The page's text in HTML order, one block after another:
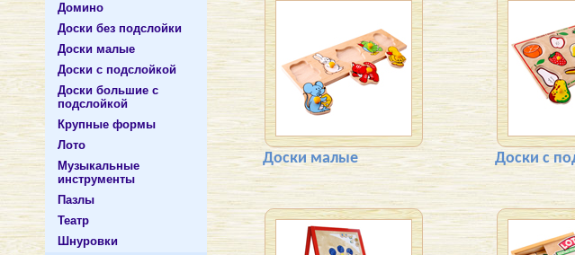
Домино
Доски без подслойки
Доски малые
Доски с подслойкой
Доски большие с
подслойкой
Крупные формы
Лото
Музыкальные
инструменты
Пазлы
Театр
Шнуровки
Доски малые Доски с